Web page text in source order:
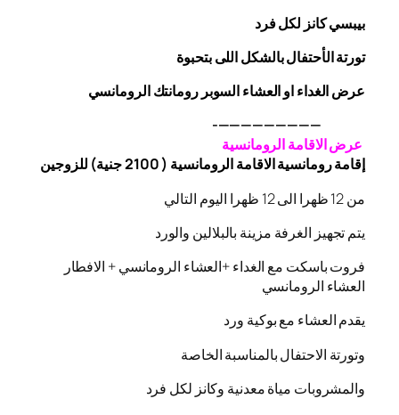
بيبسي كانز لكل فرد
تورتة الأحتفال بالشكل اللى بتحبوة
عرض الغداء او العشاء السوبر رومانتك الرومانسي
—————————-
عرض الاقامة الرومانسية
إقامة رومانسية الاقامة الرومانسية ( 2100 جنية) للزوجين
من 12 ظهرا الى 12 ظهرا اليوم التالي
يتم تجهيز الغرفة مزينة بالبلالين والورد
فروت باسكت مع الغداء +العشاء الرومانسي + الافطار
العشاء الرومانسي
يقدم العشاء مع بوكية ورد
وتورتة الاحتفال بالمناسبة الخاصة
والمشروبات مياة معدنية وكانز لكل فرد